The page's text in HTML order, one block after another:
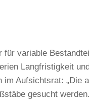
für variable
Langfristigkeit
Aufsichtsrat: „Die
gesucht